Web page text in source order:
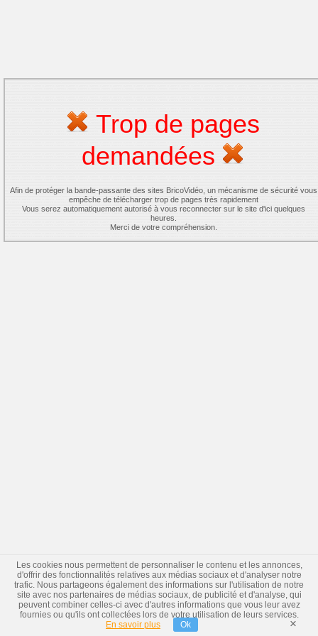
Trop de pages
demandées
Afin de protéger la bande-passante des sites BricoVidéo, un mécanisme de sécurité vous
empêche de télécharger trop de pages très rapidement
Vous serez automatiquement autorisé à vous reconnecter sur le site d'ici quelques
heures.
Merci de votre compréhension.
Les cookies nous permettent de personnaliser le contenu et les annonces,
d'offrir des fonctionnalités relatives aux médias sociaux et d'analyser notre
trafic. Nous partageons également des informations sur l'utilisation de notre
site avec nos partenaires de médias sociaux, de publicité et d'analyse, qui
peuvent combiner celles-ci avec d'autres informations que vous leur avez
fournies ou qu'ils ont collectées lors de votre utilisation de leurs services.
En savoir plus
Ok ×